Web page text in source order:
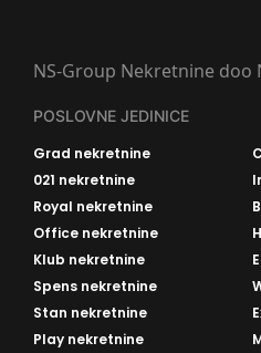
NS-Group Nekretnine doo
POSLOVNE JEDINICE
Grad nekretnine
021 nekretnine
Royal nekretnine
Office nekretnine
Klub nekretnine
Spens nekretnine
Stan nekretnine
Play nekretnine